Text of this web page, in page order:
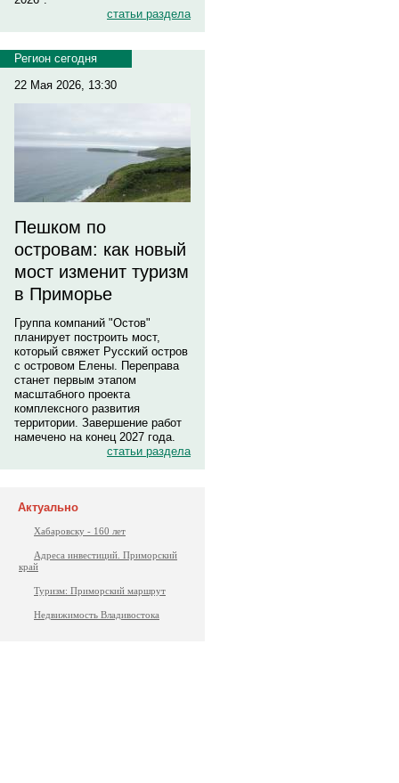
статьи раздела
Регион сегодня
22 Мая 2026, 13:30
Пешком по
островам: как новый
мост изменит туризм
в Приморье
Группа компаний "Остов"
планирует построить мост,
который свяжет Русский остров
с островом Елены. Переправа
станет первым этапом
масштабного проекта
комплексного развития
территории. Завершение работ
намечено на конец 2027 года.
статьи раздела
Актуально
Хабаровску - 160 лет
Адреса инвестиций. Приморский
край
Туризм: Приморский маршрут
Недвижимость Владивостока